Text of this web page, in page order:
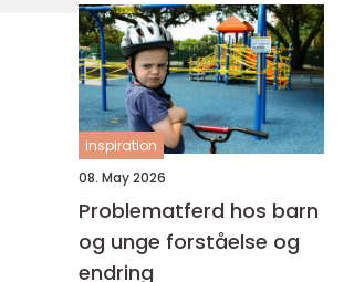
inspiration
08. May 2026
Problematferd hos barn
og unge forståelse og
endring